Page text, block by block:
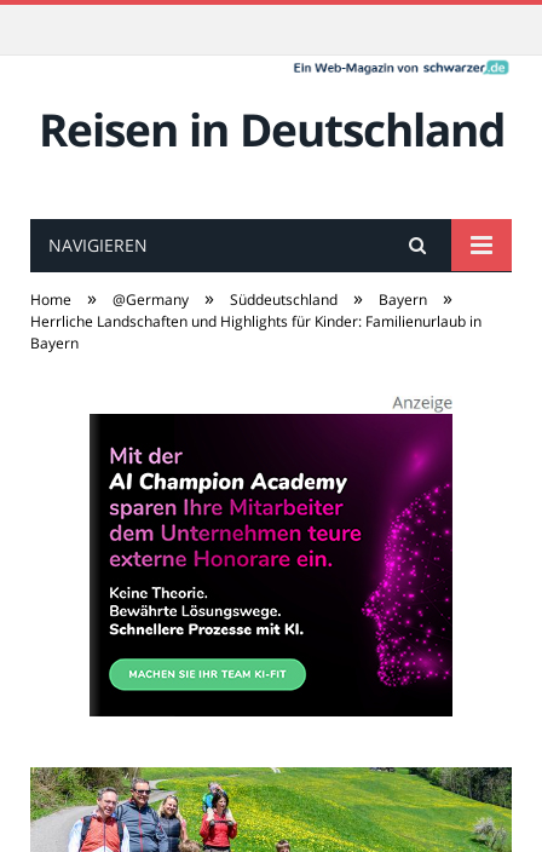
Reisen in Deutschland
NAVIGIEREN
Home » @Germany » Süddeutschland » Bayern »
Herrliche Landschaften und Highlights für Kinder: Familienurlaub in
Bayern